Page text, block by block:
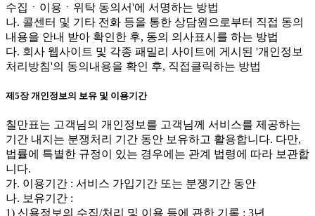
수집ㆍ이용ㆍ위탁 동의서'에 서명하는 방법
나. 콜센터 및 기타 전화 등을 통한 상담원으로부터 직접 동의
내용을 안내 받아 확인한 후, 동의 의사표시를 하는 방법
다. 회사 웹사이트 및 각종 패밀리 사이트에 게시된 '개인정보
처리방침'의 동의내용을 확인 후, 직접클릭하는 방법
제5장 개인정보의 보유 및 이용기간
칠만표는 고객님의 개인정보를 고객님께 서비스를 제공하는
기간 내지는 분쟁처리 기간 동안 보유하고 활용합니다. 다만,
법률에 특별한 규정이 있는 경우에는 관계 법령에 따라 보관합
니다.
가. 이용기간 : 서비스 가입기간 또는 분쟁기간 동안
나. 보유기간 :
1) 신용정보의 수집/처리 및 이용 등에 관한 기록 : 3년